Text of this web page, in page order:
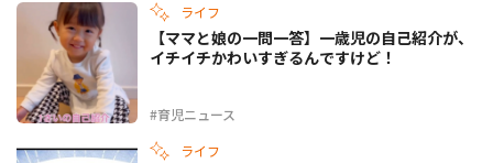
ライフ
#育児ニュース
【ママと娘の一問一答】一歳児の自己紹介が、
イチイチかわいすぎるんですけど！
ライフ